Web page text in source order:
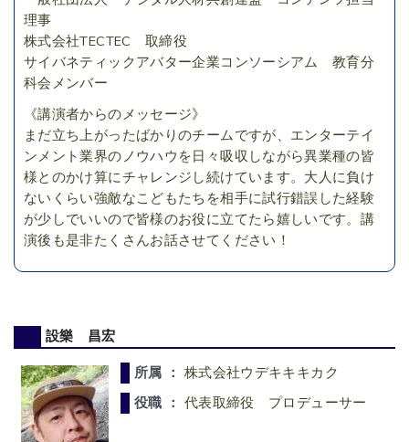
理事
株式会社TECTEC 取締役
サイバネティックアバター企業コンソーシアム 教育分
科会メンバー
《講演者からのメッセージ》
まだ立ち上がったばかりのチームですが、エンターテイ
ンメント業界のノウハウを日々吸収しながら異業種の皆
様とのかけ算にチャレンジし続けています。大人に負け
ないくらい強敵なこどもたちを相手に試行錯誤した経験
が少しでいいので皆様のお役に立てたら嬉しいです。講
演後も是非たくさんお話させてください！
設樂 昌宏
所属 ： 株式会社ウデキキキカク
役職 ： 代表取締役 プロデューサー